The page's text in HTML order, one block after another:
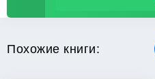
Похожие книги: